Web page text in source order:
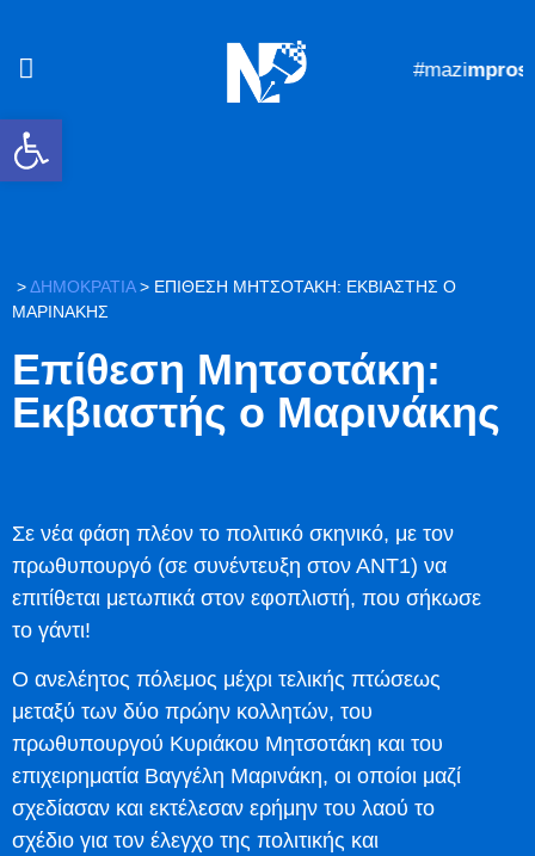
Ανοίξτε τη γραμμή εργαλείων
#mazimprosta
>ΔΗΜΟΚΡΑΤΙΑ> ΕΠΊΘΕΣΗ ΜΗΤΣΟΤΆΚΗ: ΕΚΒΙΑΣΤΉΣ Ο
ΜΑΡΙΝΆΚΗΣ
Επίθεση Μητσοτάκη:
Εκβιαστής ο Μαρινάκης
Σε νέα φάση πλέον το πολιτικό σκηνικό, με τον
πρωθυπουργό (σε συνέντευξη στον ΑΝΤ1) να
επιτίθεται μετωπικά στον εφοπλιστή, που σήκωσε
το γάντι!
Ο ανελέητος πόλεμος μέχρι τελικής πτώσεως
μεταξύ των δύο πρώην κολλητών, του
πρωθυπουργού Κυριάκου Μητσοτάκη και του
επιχειρηματία Βαγγέλη Μαρινάκη, οι οποίοι μαζί
σχεδίασαν και εκτέλεσαν ερήμην του λαού το
σχέδιο για τον έλεγχο της πολιτικής και